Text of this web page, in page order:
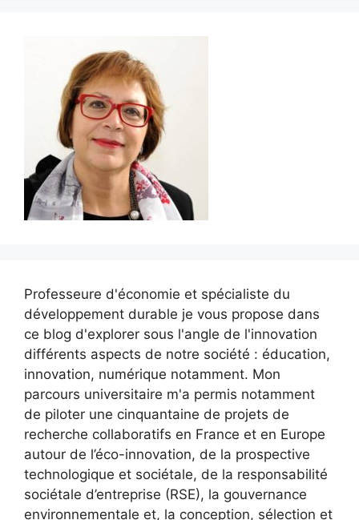
Professeure d'économie et spécialiste du
développement durable je vous propose dans
ce blog d'explorer sous l'angle de l'innovation
différents aspects de notre société : éducation,
innovation, numérique notamment. Mon
parcours universitaire m'a permis notamment
de piloter une cinquantaine de projets de
recherche collaboratifs en France et en Europe
autour de l’éco-innovation, de la prospective
technologique et sociétale, de la responsabilité
sociétale d’entreprise (RSE), la gouvernance
environnementale et, la conception, sélection et